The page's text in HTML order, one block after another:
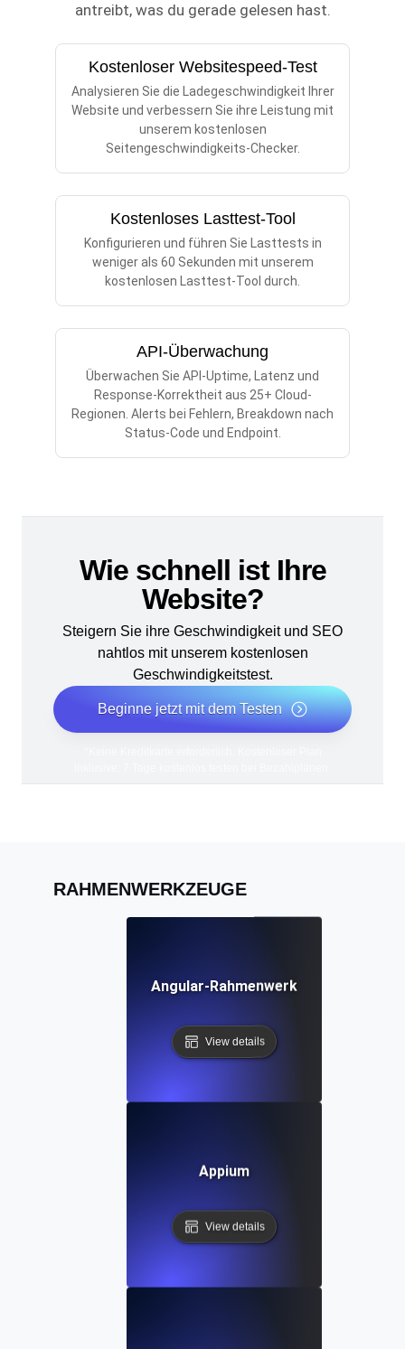
antreibt, was du gerade gelesen hast.
Kostenloser Websitespeed-Test
Analysieren Sie die Ladegeschwindigkeit Ihrer
Website und verbessern Sie ihre Leistung mit
unserem kostenlosen
Seitengeschwindigkeits-Checker.
Kostenloses Lasttest-Tool
Konfigurieren und führen Sie Lasttests in
weniger als 60 Sekunden mit unserem
kostenlosen Lasttest-Tool durch.
API-Überwachung
Überwachen Sie API-Uptime, Latenz und
Response-Korrektheit aus 25+ Cloud-
Regionen. Alerts bei Fehlern, Breakdown nach
Status-Code und Endpoint.
Wie schnell ist Ihre
Website?
Steigern Sie ihre Geschwindigkeit und SEO
nahtlos mit unserem kostenlosen
Geschwindigkeitstest.
Beginne jetzt mit dem Testen
RAHMENWERKZEUGE
Angular-Rahmenwerk
View details
Appium
View details